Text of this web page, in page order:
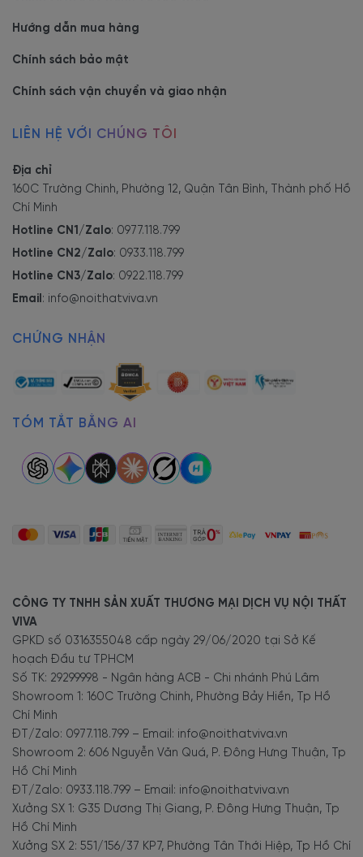
2. Những ưu điểm khiến mẫu
bàn họp chân sắt được ưa
chuộng
Kiểu dáng thiết kế đẹp mắt và
tối giản
Bàn họp chân sắt BH-3192
giá rẻ, kèm voies đa tính năng sử dụng. Được yêu thích và lựa
cùng những mẫu ghế quỳ văn phòng tôn lên không gian. Hứa hẹn
bàn họp chân sắt BH-3192 sẽ là lựa chọn hoàn hảo cho không
gianvăn phòngcủa bạn.
Kết cấu vững chãi
Bàn Họp Chân Sắt Gỗ Công
đến sự thoải mái tối đa ở nơi làm
khá vững chãi, là một trong những
cấp trên.
Bền bỉ
Bàn BH-3192 chất lượng, bền lâu, tuổi thọ lên đến 7-8 năm. Đặc
biệt, cấu tạo phần khung chân sắt sơn tĩnh điện rất cứng cáp, chắc
chắn. Mặt bàn họp chân sắt hoàn thiện từ chất liệu gỗ công
nghiệp bền đẹp.
Kiểu dáng cao cấp, đáp ứng cho
các cuộc họp quan trọng:
Hướng dẫn mua hàng
Chính sách bảo mật
Chính sách vận chuyển và giao nhận
LIÊN HỆ VỚI CHÚNG TÔI
Địa chỉ
160C Trường Chinh, Phường 12, Quận Tân Bình, Thành phố Hồ
Chí Minh
Hotline CN1/Zalo: 0977.118.799
Hotline CN2/Zalo: 0933.118.799
Hotline CN3/Zalo: 0922.118.799
Email : info@noithatviva.vn
CHỨNG NHẬN
TÓM TẮT BẰNG AI
CÔNG TY TNHH SẢN XUẤT THƯƠNG MẠI DỊCH VỤ NỘI THẤT
VIVA
GPKD số 0316355048 cấp ngày 29/06/2020 tại Sở Kế
hoạch Đầu tư TPHCM
Số TK: 29299998 - Ngân hàng ACB - Chi nhánh Phú Lâm
Showroom 1: 160C Trường Chinh, Phường Bảy Hiền, Tp Hồ
Chí Minh
ĐT/Zalo: 0977.118.799 – Email: info@noithatviva.vn
Showroom 2: 606 Nguyễn Văn Quá, P. Đông Hưng Thuận, Tp
Hồ Chí Minh
ĐT/Zalo: 0933.118.799 – Email: info@noithatviva.vn
Xưởng SX 1: G35 Dương Thị Giang, P. Đông Hưng Thuận, Tp
Hồ Chí Minh
Xưởng SX 2: 551/156/37 KP7, Phường Tân Thới Hiệp, Tp Hồ Chí